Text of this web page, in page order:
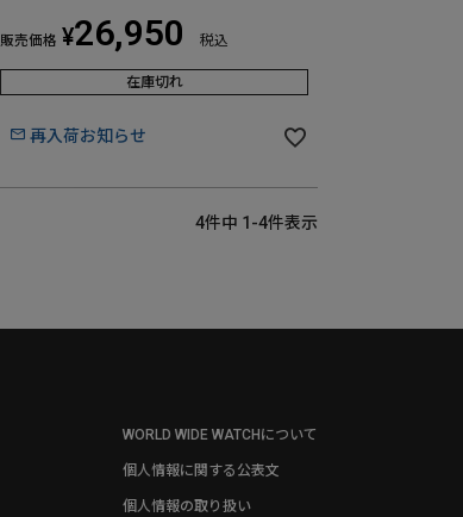
販売価格 ¥26,950 税込
在庫切れ
再入荷お知らせ
4件中 1 -4件表示
WORLD WIDE WATCHについて
個人情報に関する公表文
個人情報の取り扱い